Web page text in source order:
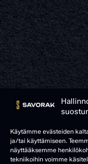
Käytämme evästeiden
ja/tai käyttämiseen.
näyttääksemme
tekniikoihin voimme